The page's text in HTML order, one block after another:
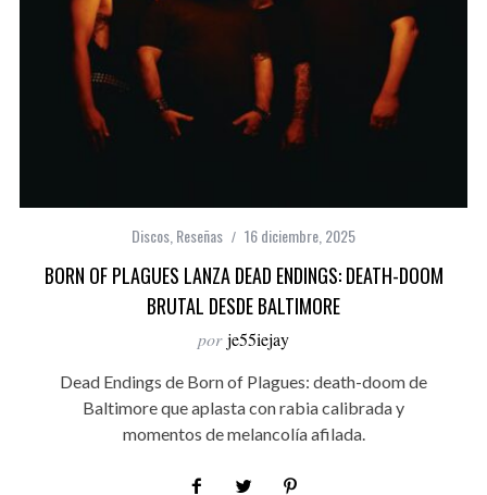
Discos Reseñas 16 diciembre, 2025
BORN OF PLAGUES LANZA DEAD ENDINGS: DEATH-DOOM
BRUTAL DESDE BALTIMORE
por je55iejay
Dead Endings de Born of Plagues: death-doom de
Baltimore que aplasta con rabia calibrada y
momentos de melancolía afilada.